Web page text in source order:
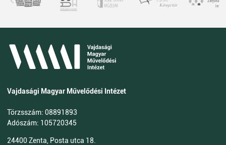
Vajdasági Magyar Művelődési Intézet
Törzsszám: 08891893
Adószám: 105720345
24400 Zenta, Posta utca 18.